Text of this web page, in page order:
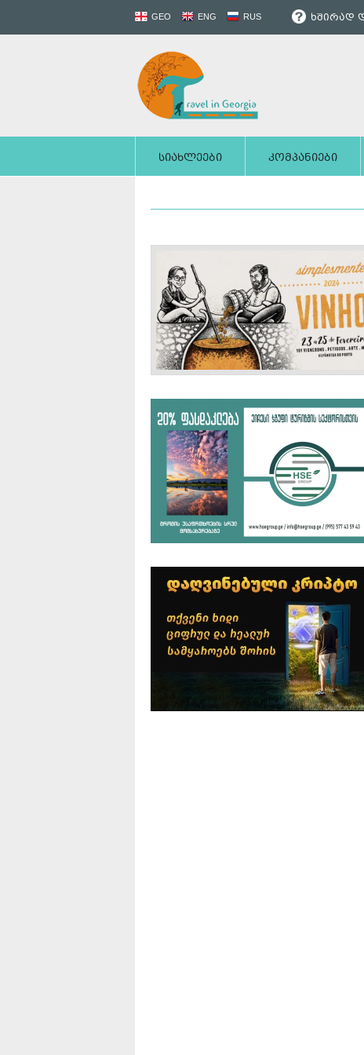
GEO ENG RUS ხშირად
სიახლეები კომპანიები